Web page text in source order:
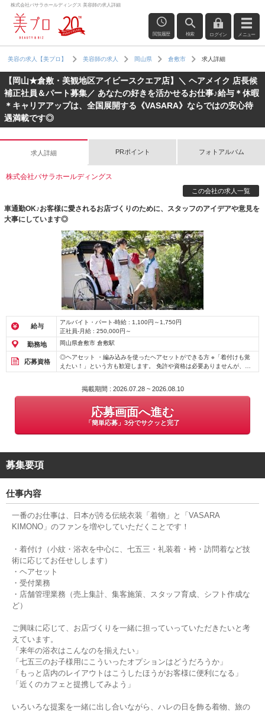
株式会社バサラホールディングス 美容師の求人詳細
閲覧履歴 検索 ログイン メニュー
美容の求人【美プロ】 美容師の求人 岡山県 倉敷市 求人詳細
【岡山★倉敷・美観地区アイビースクエア店】＼ ヘアメイク 店長候
補正社員＆パート募集／ あなたの好きを活かせるお仕事♪給与＊休暇
＊キャリアアップは、全国展開する《VASARA》ならではの安心待
遇満載です◎
求人詳細 PRポイント フォトアルバム
株式会社バサラホールディングス
この会社の求人一覧
車通勤OK♪お客様に愛されるお店づくりのために、スタッフのアイデアや意見を
大事にしています◎
給与
アルバイト・パート-時給 : 1,100円～1,750円
正社員-月給 : 250,000円～
勤務地 岡山県倉敷市 倉敷駅
応募資格
◎ヘアセット ・編み込みを使ったヘアセットができる方 ※「着付けも覚
えたい！」という方も歓迎します。 免許や資格は必要ありませんが、美
掲載期間 : 2026.07.28 ~ 2026.08.10
応募画面へ進む
「簡単応募」3分でサクッと完了
募集要項
仕事内容
一番のお仕事は、日本が誇る伝統衣装「着物」と「VASARA
KIMONO」のファンを増やしていただくことです！
・着付け（小紋・浴衣を中心に、七五三・礼装着・袴・訪問着など技
術に応じてお任せしします）
・ヘアセット
・受付業務
・店舗管理業務（売上集計、集客施策、スタッフ育成、シフト作成な
ど）
ご興味に応じて、お店づくりを一緒に担っていっていただきたいと考
えています。
「来年の浴衣はこんなのを揃えたい」
「七五三のお子様用にこういったオプションはどうだろうか」
「もっと店内のレイアウトはこうしたほうがお客様に便利になる」
「近くのカフェと提携してみよう」
いろいろな提案を一緒に出し合いながら、ハレの日を飾る着物、旅の